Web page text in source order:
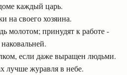
каждый царь.
на своего хозяина.
молотом; принудят к работе -
наковальней.
если даже выращен людьми.
лучше журавля в небе.